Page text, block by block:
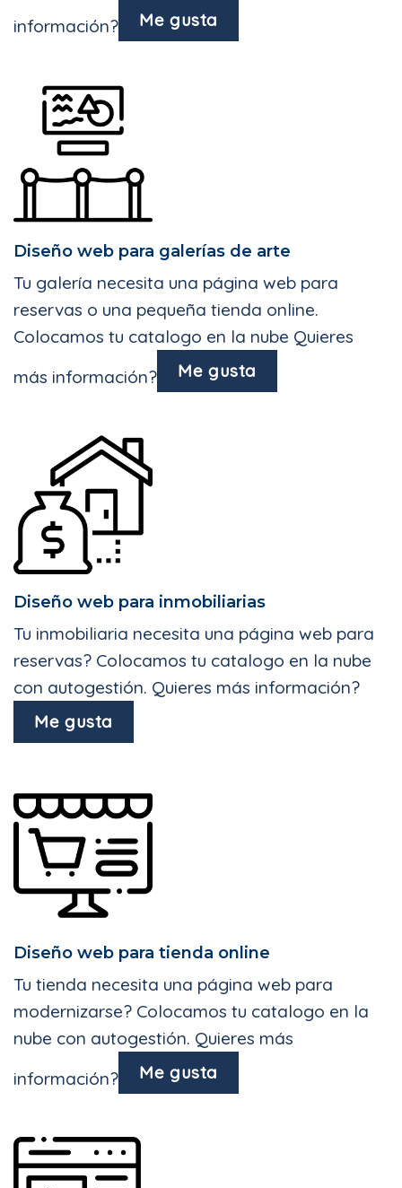
información? Me gusta
Diseño web para galerías de arte
Tu galería necesita una página web para
reservas o una pequeña tienda online.
Colocamos tu catalogo en la nube Quieres
más información?
Me gusta
Diseño web para inmobiliarias
Tu inmobiliaria necesita una página web para
reservas? Colocamos tu catalogo en la nube
con autogestión. Quieres más información?
Me gusta
Diseño web para tienda online
Tu tienda necesita una página web para
modernizarse? Colocamos tu catalogo en la
nube con autogestión. Quieres más
información?
Me gusta